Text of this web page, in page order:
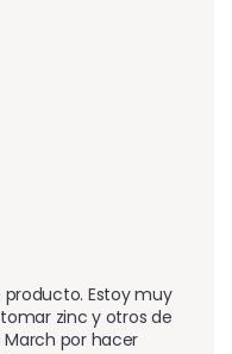
Estoy muy
zinc y otros de
March por hacer